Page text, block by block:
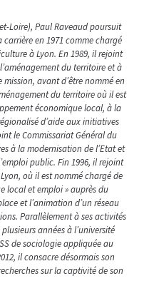
Loire), Paul Raveaud poursuit
en 1971 comme chargé
à Lyon. En 1989, il rejoint
du territoire et à
avant d’être nommé en
du territoire où il est
économique local, à la
d’aide aux initiatives
le Commissariat Général du
à la modernisation de l’Etat et
public. Fin 1996, il rejoint
où il est nommé chargé de
local et emploi » auprès du
et l’animation d’un réseau
Parallèlement à ses activités
années à l’université
de sociologie appliquée au
il consacre désormais son
sur la captivité de son